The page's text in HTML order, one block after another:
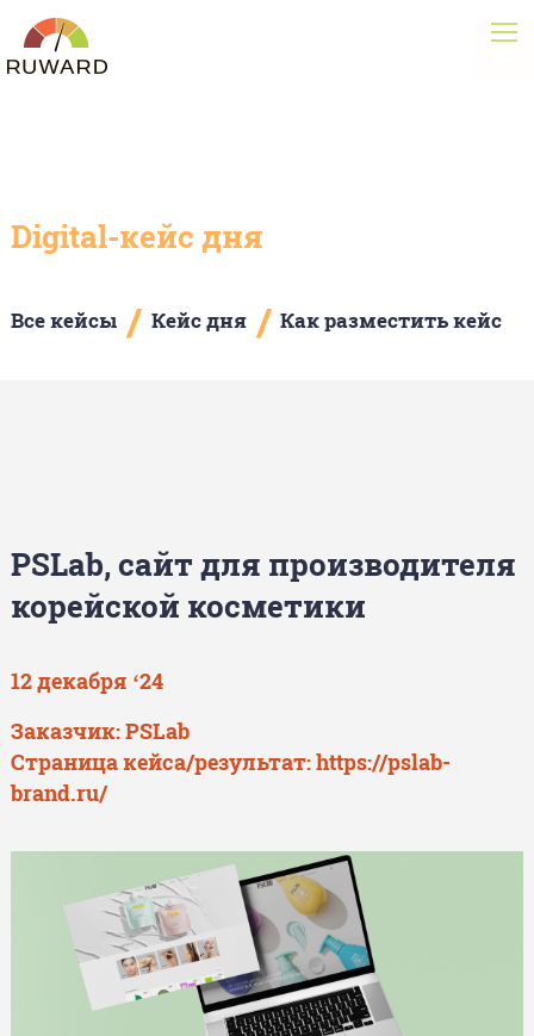
Digital-кейс дня
Все кейсы / Кейс дня / Как разместить кейс
PSLab, сайт для производителя
корейской косметики
12 декабря ‘24
Заказчик: PSLab
Страница кейса/результат:https://pslab-
brand.ru/